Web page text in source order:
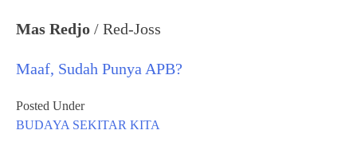
Mas Redjo / Red-Joss
Maaf, Sudah Punya APB?
Posted Under
BUDAYA SEKITAR KITA